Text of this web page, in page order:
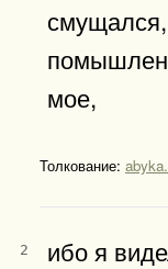
мое,
Толкование:
2
ибо я